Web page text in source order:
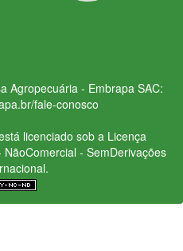
Agropecuária - Embrapa SAC:
fale-conosco
licenciado sob a Licença
- SemDerivações